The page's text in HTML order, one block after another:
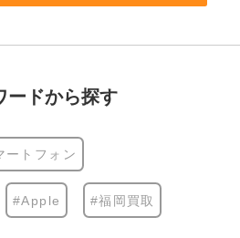
ードから探す
ートフォン
#Apple #福岡買取